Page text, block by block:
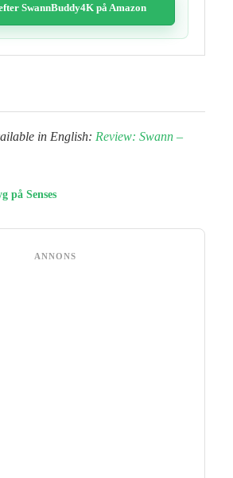
SwannBuddy4K på Amazon
in English: Review: Swann –
på Senses
ANNONS